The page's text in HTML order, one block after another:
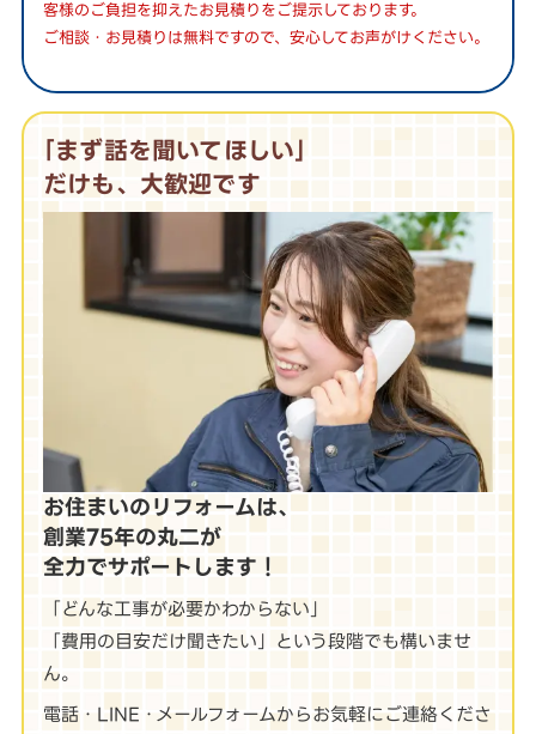
客様のご負担を抑えたお見積りをご提示しております。
ご相談・お見積りは無料ですので、安心してお声がけください。
｢まず話を聞いてほしい｣
だけも、大歓迎です
お住まいのリフォームは、
創業75年の丸二が
全力でサポートします！
「どんな工事が必要かわからない」
「費用の目安だけ聞きたい」という段階でも構いませ
ん。
電話・LINE・メールフォームからお気軽にご連絡くださ